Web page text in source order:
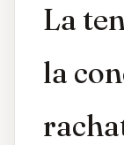
La
la